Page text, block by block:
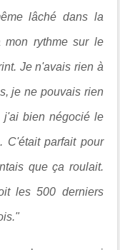
lâché dans la
mon rythme sur le
Je n'avais rien à
je ne pouvais rien
j'ai bien négocié le
C'était parfait pour
que ça roulait.
les 500 derniers